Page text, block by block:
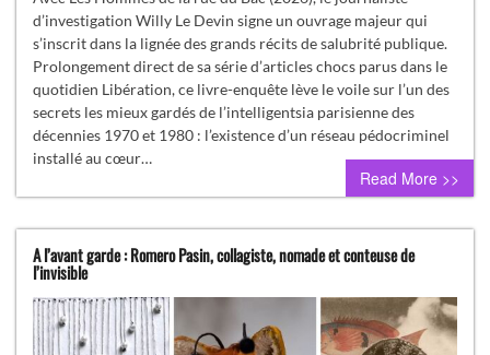
d’investigation Willy Le Devin signe un ouvrage majeur qui
s’inscrit dans la lignée des grands récits de salubrité publique.
Prolongement direct de sa série d’articles chocs parus dans le
quotidien Libération, ce livre-enquête lève le voile sur l’un des
secrets les mieux gardés de l’intelligentsia parisienne des
décennies 1970 et 1980 : l’existence d’un réseau pédocriminel
installé au cœur…
Read More >>
A l’avant garde : Romero Pasin, collagiste, nomade et conteuse de
l’invisible